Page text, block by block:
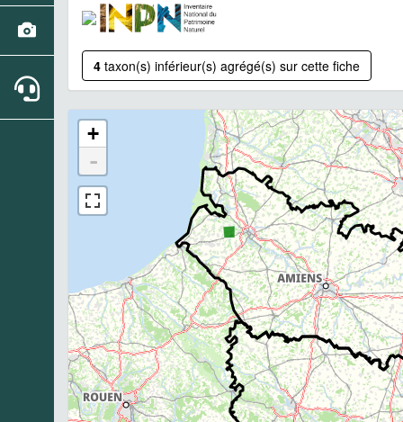
4 taxon(s) inférieur(s) agrégé(s) sur cette fiche
+
-